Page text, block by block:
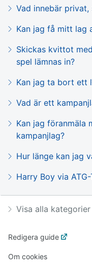
Vad innebär
Kan jag få mitt lag
Skickas kvittot
spel lämnas in?
Kan jag ta bort ett
Vad är ett
Kan jag föranmäla
kampanjlag?
Hur länge kan jag
Harry Boy via
Visa alla kategorier
Redigera guide
Om cookies